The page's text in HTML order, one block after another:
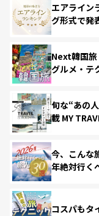
エアライン
グ形式で発
Next韓国
グルメ・テ
旬な“あの
載 MY
今、こんな
年絶対行く
コスパもタ